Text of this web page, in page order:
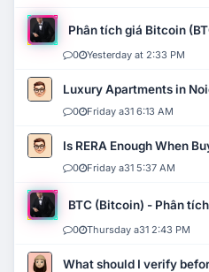
Phân tích giá Bitcoin
0 Yesterday at 2:33 PM
Luxury Apartments in
0 Friday a31 6:13 AM
Is RERA Enough When
0 Friday a31 5:37 AM
BTC (Bitcoin) - Phân
0 Thursday a31 2:43 PM
What should I verify